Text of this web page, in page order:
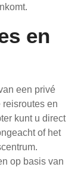
en
een privé
en
kunt u direct
of het
op basis van